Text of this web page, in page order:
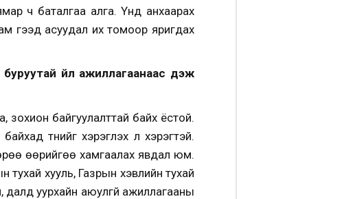
ч баталгаа алга. Үүнд анхаарах
гээд асуудал их томоор яригдах
үйл ажиллагаанаас үүдэж
зохион байгуулалттай байх ёстой.
түүнийг хэрэглэх л хэрэгтэй.
өөрийгөө хамгаалах явдал юм.
хууль, Газрын хэвлийн тухай
уурхайн аюулгүй ажиллагааны